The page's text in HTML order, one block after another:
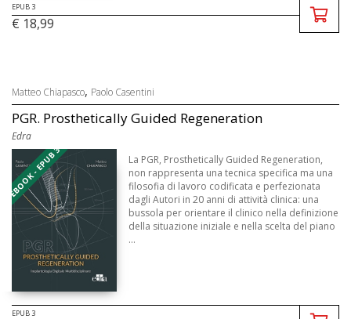
EPUB 3
€ 18,99
Matteo Chiapasco, Paolo Casentini
PGR. Prosthetically Guided Regeneration
Edra
EBOOK - EPUB 3
La PGR, Prosthetically Guided Regeneration,
non rappresenta una tecnica specifica ma una
filosofia di lavoro codificata e perfezionata
dagli Autori in 20 anni di attività clinica: una
bussola per orientare il clinico nella definizione
della situazione iniziale e nella scelta del piano
...
EPUB 3